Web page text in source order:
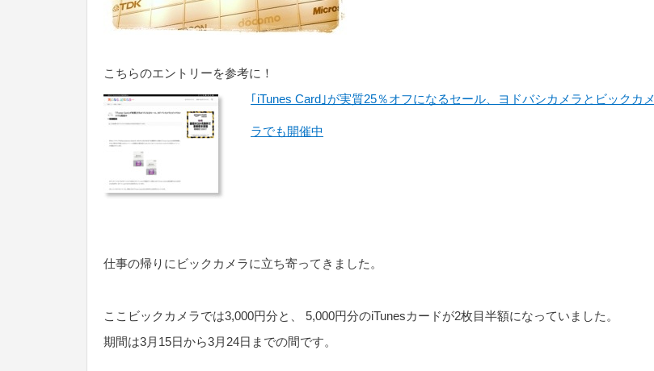
こちらのエントリーを参考に！
｢iTunes Card｣が実質25％オフになるセール、ヨドバシカメラとビックカメ
ラでも開催中
仕事の帰りにビックカメラに立ち寄ってきました。
ここビックカメラでは3,000円分と、 5,000円分のiTunesカードが2枚目半額になっていました。
期間は3月15日から3月24日までの間です。